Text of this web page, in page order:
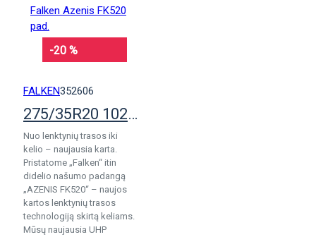
-20 %
FALKEN352606
275/35R20 102Y Falken Azenis FK520 pad.
Nuo lenktynių trasos iki
kelio – naujausia karta.
Pristatome „Falken“ itin
didelio našumo padangą
„AZENIS FK520“ – naujos
kartos lenktynių trasos
technologiją skirtą keliams.
Mūsų naujausia UHP